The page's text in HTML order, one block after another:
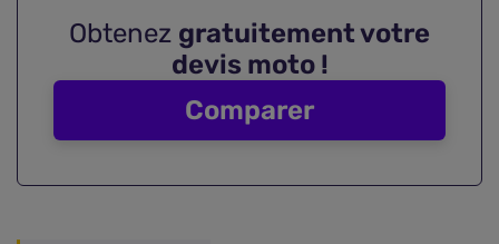
Obtenez gratuitement votre
devis moto !
Comparer